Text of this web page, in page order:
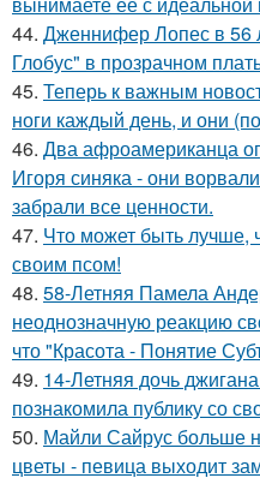
44. Дженнифер Лопес в 56
Глобус" в прозрачном
45. Теперь к важным
ноги каждый день, и они
46. Два афроамериканца
Игоря синяка - они
забрали все ценности.
47. Что может быть лучше,
своим псом!
48. 58-Летняя Памела
неоднозначную реакцию
что "Красота - Понятие
49. 14-Летняя дочь
познакомила публику со
50. Майли Сайрус больше
цветы - певица выходит